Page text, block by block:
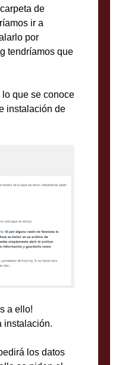
de
ir a
por
tendríamos que
que se conoce
instalación de
a ello!
instalación.
los datos